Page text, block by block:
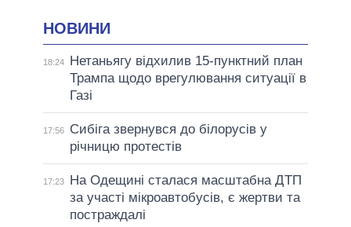
НОВИНИ
18:24
Нетаньягу відхилив 15-пунктний план
Трампа щодо врегулювання ситуації в
Газі
17:56
Сибіга звернувся до білорусів у
річницю протестів
17:23
На Одещині сталася масштабна ДТП
за участі мікроавтобусів, є жертви та
постраждалі